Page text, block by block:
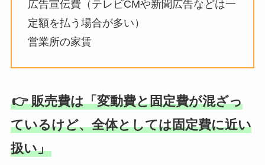
広告宣伝費（テレビCMや新聞広告などは一
定額を払う場合が多い）
営業所の家賃
👉 販売費は「変動費と固定費が混ざっ
ているけど、全体としては固定費に近い
扱い」